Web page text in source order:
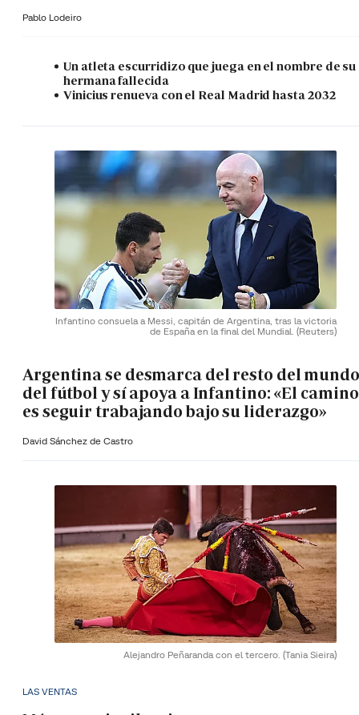
Pablo Lodeiro
Un atleta escurridizo que juega en el nombre de su
hermana fallecida
Vinicius renueva con el Real Madrid hasta 2032
Infantino consuela a Messi, capitán de Argentina, tras la victoria
de España en la final del Mundial. (Reuters)
Argentina se desmarca del resto del mundo
del fútbol y sí apoya a Infantino: «El camino
es seguir trabajando bajo su liderazgo»
David Sánchez de Castro
Alejandro Peñaranda con el tercero. (Tania Sieira)
LAS VENTAS